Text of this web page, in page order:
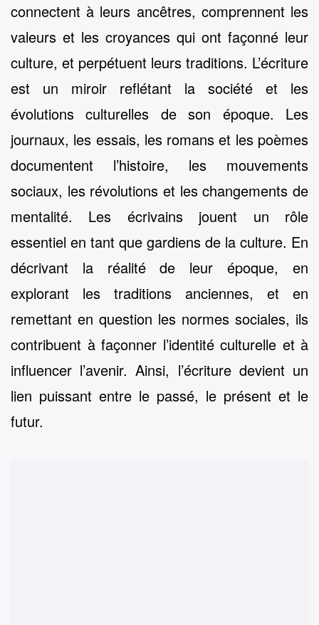
connectent à leurs ancêtres, comprennent les
valeurs et les croyances qui ont façonné leur
culture, et perpétuent leurs traditions. L’écriture
est un miroir reflétant la société et les
évolutions culturelles de son époque. Les
journaux, les essais, les romans et les poèmes
documentent l’histoire, les mouvements
sociaux, les révolutions et les changements de
mentalité. Les écrivains jouent un rôle
essentiel en tant que gardiens de la culture. En
décrivant la réalité de leur époque, en
explorant les traditions anciennes, et en
remettant en question les normes sociales, ils
contribuent à façonner l’identité culturelle et à
influencer l’avenir. Ainsi, l’écriture devient un
lien puissant entre le passé, le présent et le
futur.